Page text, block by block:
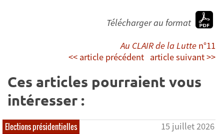
Télécharger au format
Au CLAIR de la Lutte n°11
<< article précédent article suivant >>
Ces articles pourraient vous
intéresser :
Elections présidentielles 15 juillet 2026